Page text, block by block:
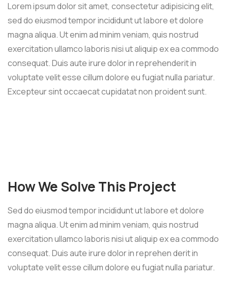
Lorem ipsum dolor sit amet, consectetur adipisicing elit,
sed do eiusmod tempor incididunt ut labore et dolore
magna aliqua. Ut enim ad minim veniam, quis nostrud
exercitation ullamco laboris nisi ut aliquip ex ea commodo
consequat. Duis aute irure dolor in reprehenderit in
voluptate velit esse cillum dolore eu fugiat nulla pariatur.
Excepteur sint occaecat cupidatat non proident sunt.
How We Solve This Project
Sed do eiusmod tempor incididunt ut labore et dolore
magna aliqua. Ut enim ad minim veniam, quis nostrud
exercitation ullamco laboris nisi ut aliquip ex ea commodo
consequat. Duis aute irure dolor in reprehen derit in
voluptate velit esse cillum dolore eu fugiat nulla pariatur.